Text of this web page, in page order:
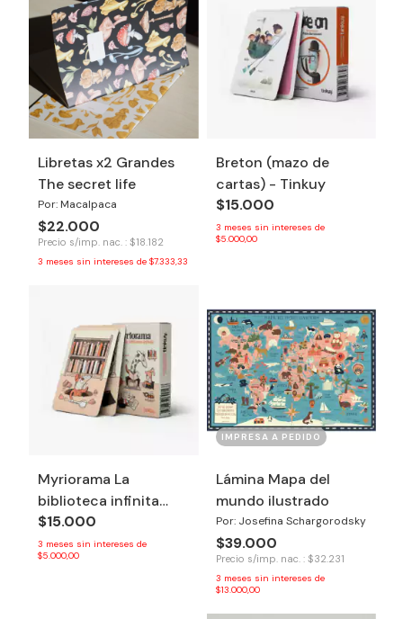
Libretas x2 Grandes
The secret life
Por: Macalpaca
$22.000
Precio s/imp. nac. : $18.182
3 meses sin intereses de $7.333,33
Breton (mazo de
cartas) - Tinkuy
$15.000
3 meses sin intereses de
$5.000,00
Myriorama La
biblioteca infinita
(mazo de cartas) -
Tinkuy
$15.000
3 meses sin intereses de
$5.000,00
IMPRESA A PEDIDO
Lámina Mapa del
mundo ilustrado
Por: Josefina Schargorodsky
$39.000
Precio s/imp. nac. : $32.231
3 meses sin intereses de
$13.000,00